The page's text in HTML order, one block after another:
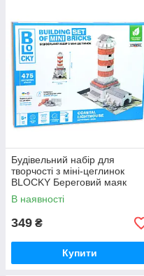
Будівельний набір для
творчості з міні-цеглинок
BLOCKY Береговий маяк
Strateg (31009)
В наявності
349 ₴
Купити